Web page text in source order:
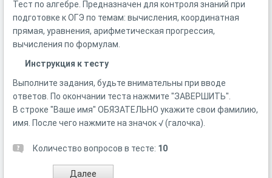
Тест по алгебре. Предназначен для контроля знаний при
подготовке к ОГЭ по темам: вычисления, координатная
прямая, уравнения, арифметическая прогрессия,
вычисления по формулам.
Инструкция к тесту
Выполните задания, будьте внимательны при вводе
ответов. По окончании теста нажмите "ЗАВЕРШИТЬ".
В строке "Ваше имя" ОБЯЗАТЕЛЬНО укажите свои фамилию,
имя. После чего нажмите на значок √ (галочка).
Количество вопросов в тесте: 10